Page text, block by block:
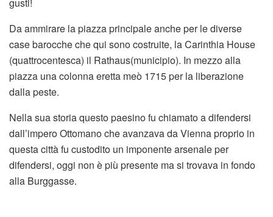
Da ammirare la piazza principale anche per le diverse
case barocche che qui sono costruite, la Carinthia House
(quattrocentesca) il Rathaus(municipio). In mezzo alla
piazza una colonna eretta meò 1715 per la liberazione
dalla peste.
Nella sua storia questo paesino fu chiamato a difendersi
dall’impero Ottomano che avanzava da Vienna proprio in
questa città fu custodito un imponente arsenale per
difendersi, oggi non è più presente ma si trovava in fondo
alla Burggasse.